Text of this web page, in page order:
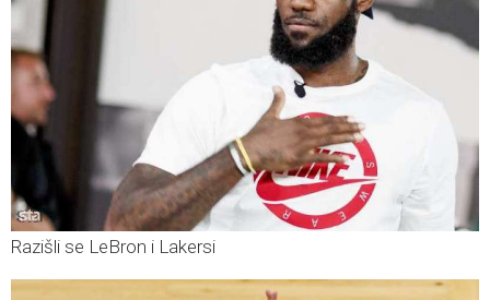
Razišli se LeBron i Lakersi